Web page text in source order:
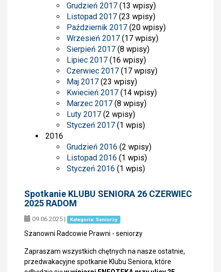
Grudzień 2017 (13 wpisy)
Listopad 2017 (23 wpisy)
Październik 2017 (20 wpisy)
Wrzesień 2017 (17 wpisy)
Sierpień 2017 (8 wpisy)
Lipiec 2017 (16 wpisy)
Czerwiec 2017 (17 wpisy)
Maj 2017 (23 wpisy)
Kwiecień 2017 (14 wpisy)
Marzec 2017 (8 wpisy)
Luty 2017 (2 wpisy)
Styczeń 2017 (1 wpis)
2016
Grudzień 2016 (2 wpisy)
Listopad 2016 (1 wpis)
Styczeń 2016 (1 wpis)
Spotkanie KLUBU SENIORA 26 CZERWIEC
2025 RADOM
09.06.2025 | Kategoria: Seniorzy
Szanowni Radcowie Prawni - seniorzy
Zapraszam wszystkich chętnych na nasze ostatnie,
przedwakacyjne spotkanie Klubu Seniora, które